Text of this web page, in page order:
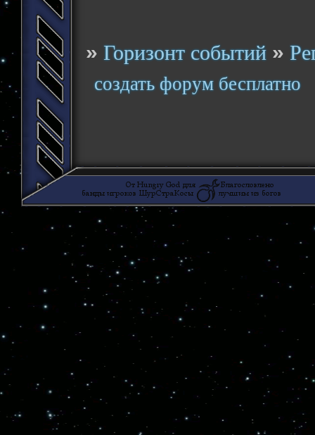
»Горизонт событий »
создать форум бесплатно